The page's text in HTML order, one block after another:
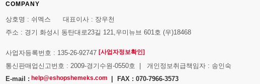
COMPANY
상호명 : 쉬멕스 대표이사 : 장우천
주소 : 경기 화성시 동탄대로23길 121,우미뉴브 601호 (우)18468
사업자등록번호 : 135-26-92747 [사업자정보확인]
통신판매업신고번호 : 2009-경기수원-0550호 | 개인정보취급책임자 : 송인숙
E-mail : help@eshopshemeks.com | FAX : 070-7966-3573